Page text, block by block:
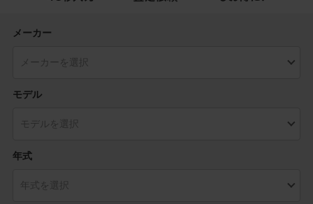
メーカー
モデル
年式